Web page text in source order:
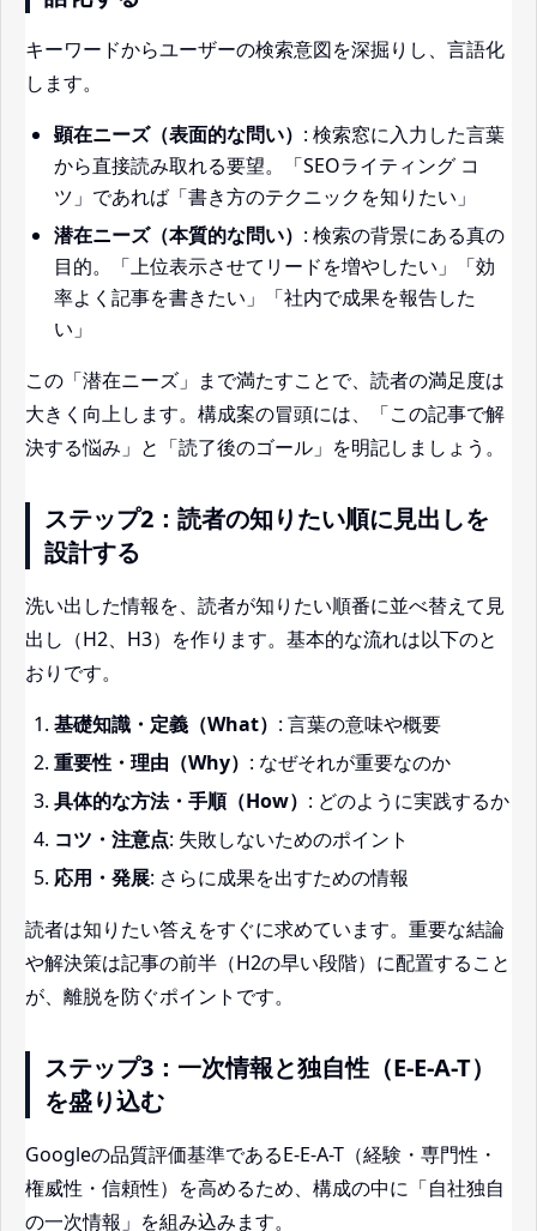
キーワードからユーザーの検索意図を深掘りし、言語化
します。
顕在ニーズ（表面的な問い） : 検索窓に入力した言葉
から直接読み取れる要望。「SEOライティング コ
ツ」であれば「書き方のテクニックを知りたい」
潜在ニーズ（本質的な問い） : 検索の背景にある真の
目的。「上位表示させてリードを増やしたい」「効
率よく記事を書きたい」「社内で成果を報告した
い」
この「潜在ニーズ」まで満たすことで、読者の満足度は
大きく向上します。構成案の冒頭には、「この記事で解
決する悩み」と「読了後のゴール」を明記しましょう。
ステップ2：読者の知りたい順に見出しを
設計する
洗い出した情報を、読者が知りたい順番に並べ替えて見
出し（H2、H3）を作ります。基本的な流れは以下のと
おりです。
基礎知識・定義（What） : 言葉の意味や概要
重要性・理由（Why） : なぜそれが重要なのか
具体的な方法・手順（How） : どのように実践するか
コツ・注意点: 失敗しないためのポイント
応用・発展: さらに成果を出すための情報
読者は知りたい答えをすぐに求めています。重要な結論
や解決策は記事の前半（H2の早い段階）に配置すること
が、離脱を防ぐポイントです。
ステップ3：一次情報と独自性（E-E-A-T）
を盛り込む
Googleの品質評価基準であるE-E-A-T（経験・専門性・
権威性・信頼性）を高めるため、構成の中に「自社独自
の一次情報」を組み込みます。